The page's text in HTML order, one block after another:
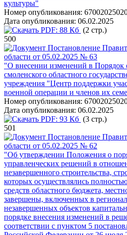
культуры"
Номер опубликования:
Дата опубликования: 06.02.2025
PDF: 88 Кб (2 стр.)
500
Постановление
области от 05.02.2025 № 63
"О внесении изменений в Порядок
смоленского областного
учреждения "Центр поддержки
военной операции и членов их
Номер опубликования:
Дата опубликования: 06.02.2025
PDF: 93 Кб (3 стр.)
501
Постановление
области от 05.02.2025 № 62
"Об утверждении Положения о
управленческих решений в
незавершенного строительства,
которых осуществлялись
средств областного бюджета,
завершены, включенных в
незавершенных объектов
порядке внесения изменений в
соответствии с пунктом 5